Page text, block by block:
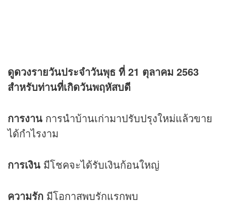
ดูดวงรายวันประจำวันพุธ ที่ 21 ตุลาคม 2563
สำหรับท่านที่เกิดวันพฤหัสบดี
การงาน การนำบ้านเก่ามาปรับปรุงใหม่แล้วขาย
ได้กำไรงาม
การเงิน มีโชคจะได้รับเงินก้อนใหญ่
ความรัก มีโอกาสพบรักแรกพบ